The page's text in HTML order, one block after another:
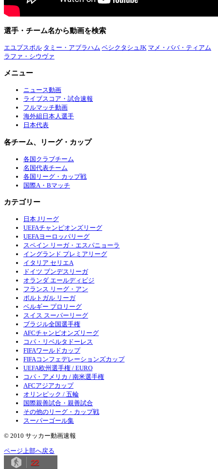
選手・チーム名から動画を検索
エユプスポル タミー・アブラハム ベシクタシュJK マメ・ババ・ティアム
ラファ・シウヴァ
メニュー
ニュース動画
ライブスコア・試合速報
フルマッチ動画
海外組日本人選手
日本代表
各チーム、リーグ・カップ
各国クラブチーム
名国代表チーム
各国リーグ・カップ戦
国際A・Bマッチ
カテゴリー
日本 Jリーグ
UEFAチャンピオンズリーグ
UEFAヨーロッパリーグ
スペイン リーガ・エスパニョーラ
イングランド プレミアリーグ
イタリア セリエA
ドイツ ブンデスリーガ
オランダ エールディビジ
フランス リーグ・アン
ポルトガル リーガ
ベルギー プロリーグ
スイス スーパーリーグ
ブラジル全国選手権
AFCチャンピオンズリーグ
コパ・リベルタドーレス
FIFAワールドカップ
FIFAコンフェデレーションズカップ
UEFA欧州選手権 / EURO
コパ・アメリカ / 南米選手権
AFCアジアカップ
オリンピック / 五輪
国際親善試合・親善試合
その他のリーグ・カップ戦
スーパーゴール集
© 2010 サッカー動画速報
ページ上部へ戻る
22